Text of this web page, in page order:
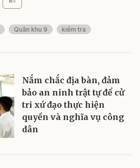
Quân khu 9 kiểm tra
Nắm chắc địa bàn, đảm
bảo an ninh trật tự để cử
tri xứ đạo thực hiện
quyền và nghĩa vụ công
dân